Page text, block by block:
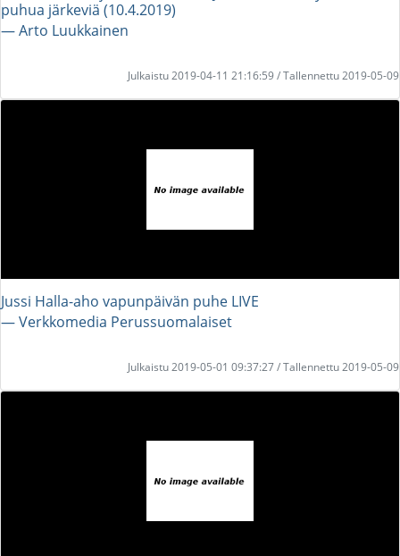
puhua järkeviä (10.4.2019)
― Arto Luukkainen
Julkaistu 2019-04-11 21:16:59 / Tallennettu 2019-05-09
Jussi Halla-aho vapunpäivän puhe LIVE
― Verkkomedia Perussuomalaiset
Julkaistu 2019-05-01 09:37:27 / Tallennettu 2019-05-09